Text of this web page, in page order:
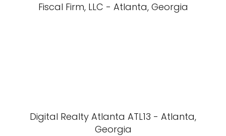
Fiscal Firm, LLC - Atlanta, Georgia
Digital Realty Atlanta ATL13 - Atlanta,
Georgia